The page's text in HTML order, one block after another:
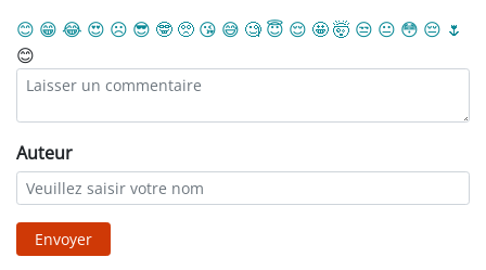
😊 😁 😂 😍 ☹️ 😎 🤓 🥺 😘 😅 🧐 😇 😌 🤩🤯 😒 😐 😳 😔 🌷
😊
Auteur
Envoyer